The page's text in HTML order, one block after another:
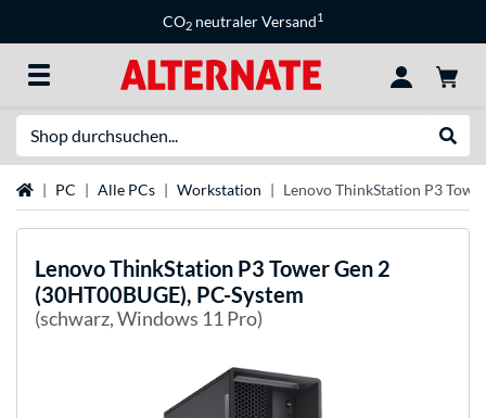
CO2 neutraler Versand1
Startseite
PC Alle PCs Workstation Lenovo ThinkStation P3
LenovoThinkStation P3 Tower Gen 2
(30HT00BUGE), PC-System
(schwarz, Windows 11 Pro)